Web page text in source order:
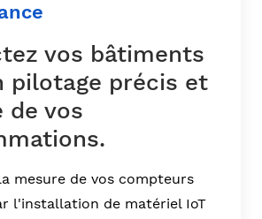
vos bâtiments
pilotage précis et
de vos
mesure de vos compteurs
l'installation de matériel IoT